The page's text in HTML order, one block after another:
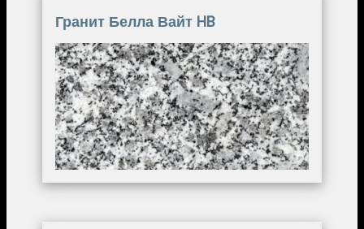
Гранит Белла Вайт HB
Image